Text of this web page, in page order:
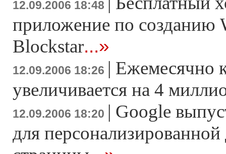
12.09.2006 18:48
приложение по созданию
Blockstar...»
12.09.2006 18:26 | Ежемесячно
увеличивается на 4
12.09.2006 18:20 | Google
для